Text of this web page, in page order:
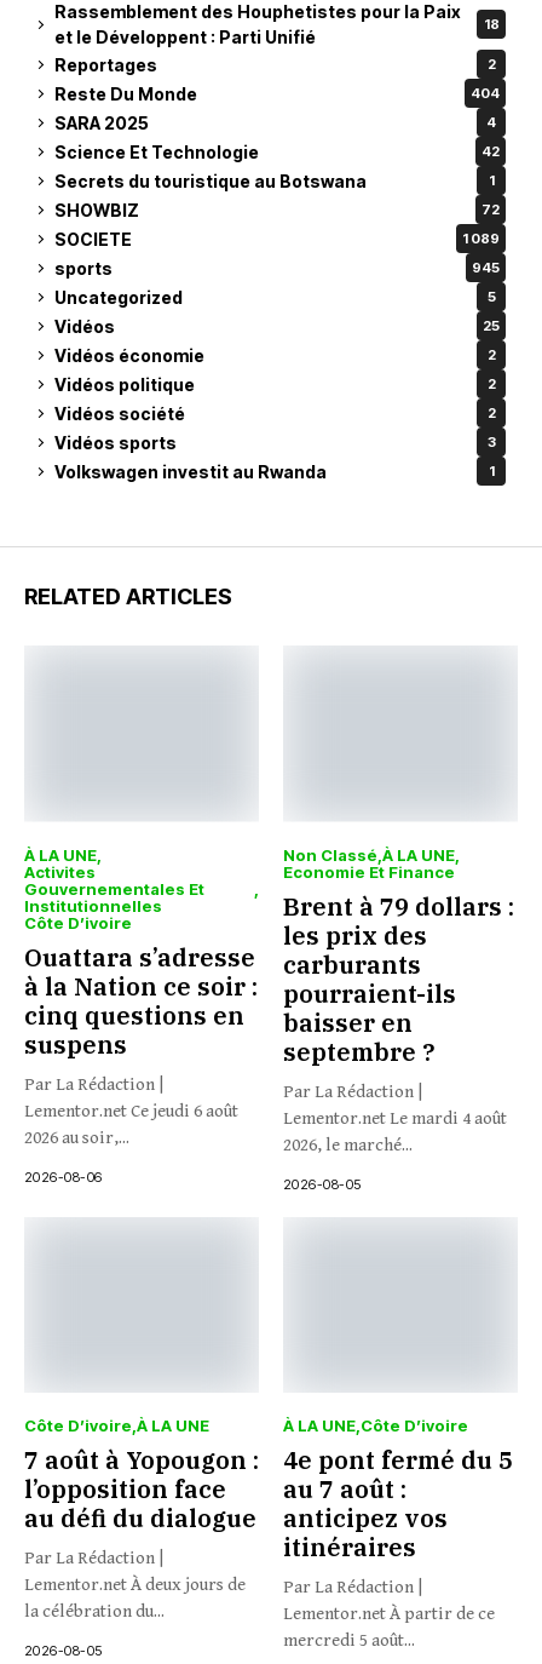
Rassemblement des Houphetistes pour la Paix
et le Développent : Parti Unifié
18
Reportages 2
Reste Du Monde 404
SARA 2025 4
Science Et Technologie 42
Secrets du touristique au Botswana 1
SHOWBIZ 72
SOCIETE 1 089
sports 945
Uncategorized 5
Vidéos 25
Vidéos économie 2
Vidéos politique 2
Vidéos société 2
Vidéos sports 3
Volkswagen investit au Rwanda 1
RELATED ARTICLES
À LA UNE
Activites
Gouvernementales Et
Institutionnelles
Côte D’ivoire
Ouattara s’adresse
à la Nation ce soir :
cinq questions en
suspens
Par La Rédaction |
Lementor.net Ce jeudi 6 août
2026 au soir,...
2026-08-06
Non Classé À LA UNE
Economie Et Finance
Brent à 79 dollars :
les prix des
carburants
pourraient-ils
baisser en
septembre ?
Par La Rédaction |
Lementor.net Le mardi 4 août
2026, le marché...
2026-08-05
Côte D’ivoire À LA UNE
7 août à Yopougon :
l’opposition face
au défi du dialogue
Par La Rédaction |
Lementor.net À deux jours de
la célébration du...
2026-08-05
À LA UNE Côte D’ivoire
4e pont fermé du 5
au 7 août :
anticipez vos
itinéraires
Par La Rédaction |
Lementor.net À partir de ce
mercredi 5 août...